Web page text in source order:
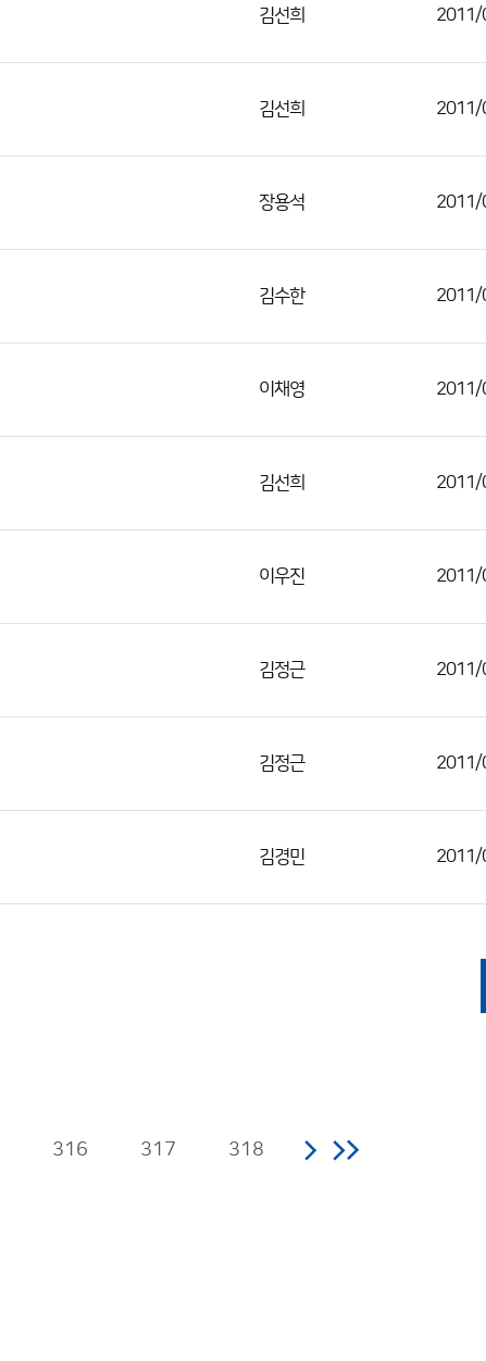
김선희 2011/
김선희 2011/
장용석 2011/
김수한 2011/
이채영 2011/
김선희 2011/
이우진 2011/
김정근 2011/
김정근 2011/
김경민 2011/
316 317 318